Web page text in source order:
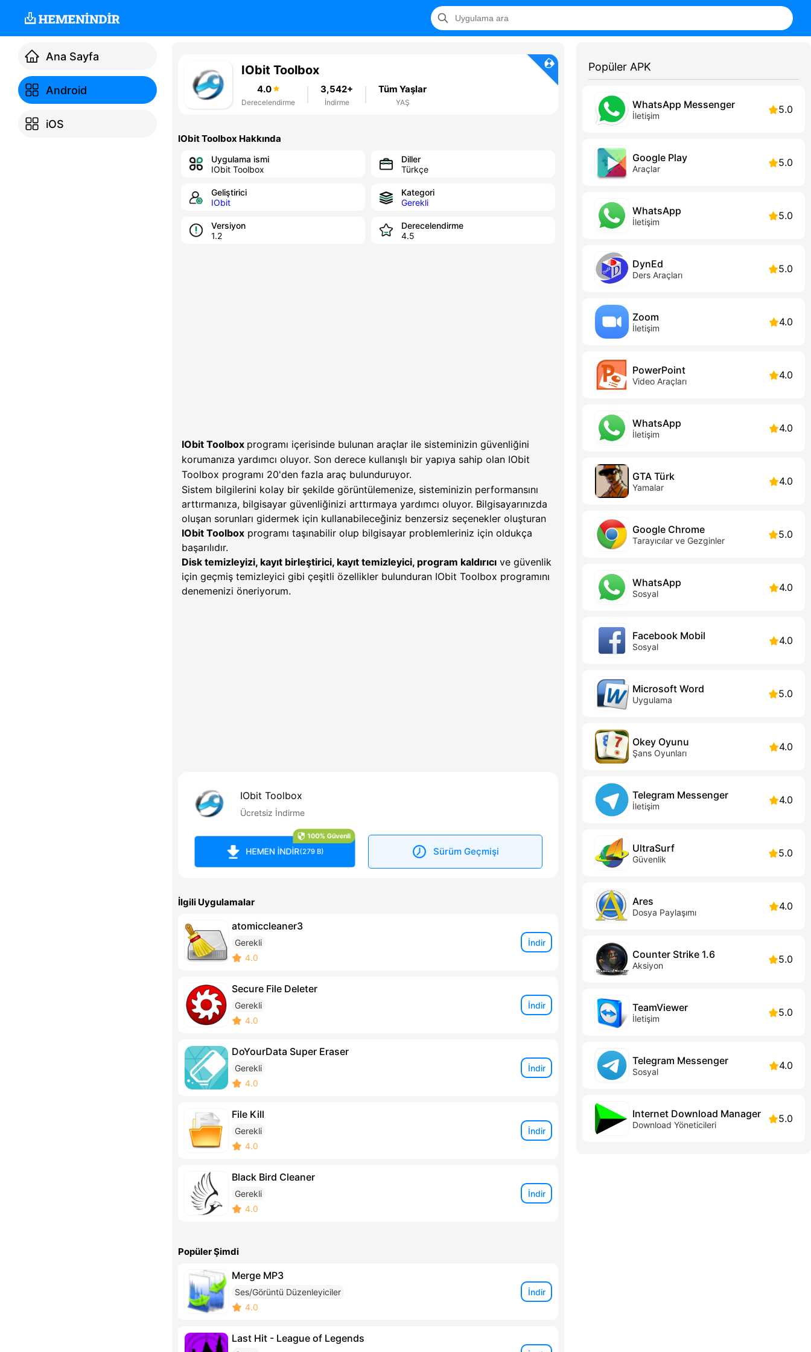
Ana Sayfa
Android
iOS
IObit Toolbox
4.0
Derecelendirme
3,542+
İndirme
Tüm Yaşlar
YAŞ
IObit Toolbox Hakkında
Uygulama ismi
IObit Toolbox
Diller
Türkçe
Geliştirici
IObit
Kategori
Gerekli
Versiyon
1.2
Derecelendirme
4.5
IObit Toolbox programı içerisinde bulunan araçlar ile sisteminizin güvenliğini
korumanıza yardımcı oluyor. Son derece kullanışlı bir yapıya sahip olan IObit
Toolbox programı 20'den fazla araç bulunduruyor.
Sistem bilgilerini kolay bir şekilde görüntülemenize, sisteminizin performansını
arttırmanıza, bilgisayar güvenliğinizi arttırmaya yardımcı oluyor. Bilgisayarınızda
oluşan sorunları gidermek için kullanabileceğiniz benzersiz seçenekler oluşturan
IObit Toolbox programı taşınabilir olup bilgisayar problemleriniz için oldukça
başarılıdır.
Disk temizleyizi, kayıt birleştirici, kayıt temizleyici, program kaldırıcı ve güvenlik
için geçmiş temizleyici gibi çeşitli özellikler bulunduran IObit Toolbox programını
denemenizi öneriyorum.
IObit Toolbox
Ücretsiz İndirme
HEMEN İNDİR(279 B)
100% Güvenli
Sürüm Geçmişi
İlgili Uygulamalar
atomiccleaner3
Gerekli
4.0
İndir
Secure File Deleter
Gerekli
4.0
İndir
DoYourData Super Eraser
Gerekli
4.0
İndir
File Kill
Gerekli
4.0
İndir
Black Bird Cleaner
Gerekli
4.0
İndir
Popüler Şimdi
Merge MP3
Ses/Görüntü Düzenleyiciler
4.0
İndir
Last Hit - League of Legends
Popüler APK
WhatsApp Messenger
İletişim 5.0
Google Play
Araçlar 5.0
WhatsApp
İletişim 5.0
DynEd
Ders Araçları 5.0
Zoom
İletişim 4.0
PowerPoint
Video Araçları 4.0
WhatsApp
İletişim 4.0
GTA Türk
Yamalar 4.0
Google Chrome
Tarayıcılar ve Gezginler 5.0
WhatsApp
Sosyal 4.0
Facebook Mobil
Sosyal 4.0
Microsoft Word
Uygulama 5.0
Okey Oyunu
Şans Oyunları 4.0
Telegram Messenger
İletişim 4.0
UltraSurf
Güvenlik 5.0
Ares
Dosya Paylaşımı 4.0
Counter Strike 1.6
Aksiyon 5.0
TeamViewer
İletişim 5.0
Telegram Messenger
Sosyal 4.0
Internet Download Manager
Download Yöneticileri 5.0